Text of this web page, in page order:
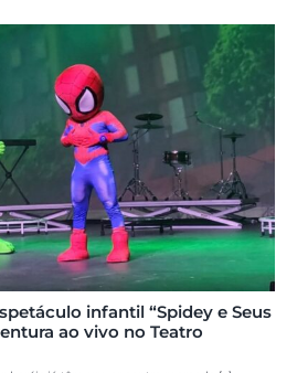
infantil “Spidey e Seus
ao vivo no Teatro